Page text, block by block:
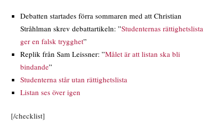
Debatten startades förra sommaren med att Christian
Stråhlman skrev debattartikeln: ”Studenternas rättighetslista
ger en falsk trygghet”
Replik från Sam Leissner: ”Målet är att listan ska bli
bindande”
Studenterna står utan rättighetslista
Listan ses över igen
[/checklist]